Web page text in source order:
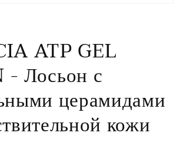
ATP GEL
Лосьон с
церамидами
кожи